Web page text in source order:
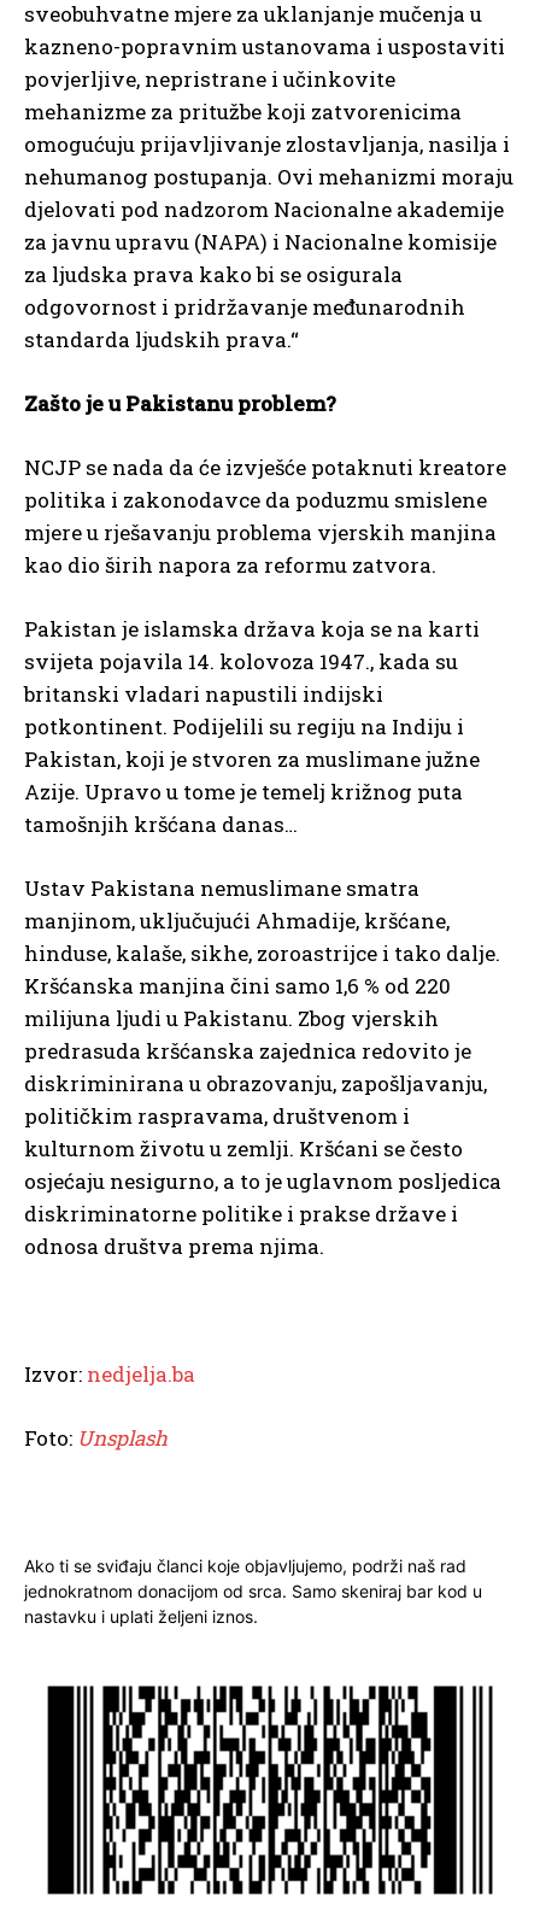
sveobuhvatne mjere za uklanjanje mučenja u
kazneno-popravnim ustanovama i uspostaviti
povjerljive, nepristrane i učinkovite
mehanizme za pritužbe koji zatvorenicima
omogućuju prijavljivanje zlostavljanja, nasilja i
nehumanog postupanja. Ovi mehanizmi moraju
djelovati pod nadzorom Nacionalne akademije
za javnu upravu (NAPA) i Nacionalne komisije
za ljudska prava kako bi se osigurala
odgovornost i pridržavanje međunarodnih
standarda ljudskih prava.“
Zašto je u Pakistanu problem?
NCJP se nada da će izvješće potaknuti kreatore
politika i zakonodavce da poduzmu smislene
mjere u rješavanju problema vjerskih manjina
kao dio širih napora za reformu zatvora.
Pakistan je islamska država koja se na karti
svijeta pojavila 14. kolovoza 1947., kada su
britanski vladari napustili indijski
potkontinent. Podijelili su regiju na Indiju i
Pakistan, koji je stvoren za muslimane južne
Azije. Upravo u tome je temelj križnog puta
tamošnjih kršćana danas…
Ustav Pakistana nemuslimane smatra
manjinom, uključujući Ahmadije, kršćane,
hinduse, kalaše, sikhe, zoroastrijce i tako dalje.
Kršćanska manjina čini samo 1,6 % od 220
milijuna ljudi u Pakistanu. Zbog vjerskih
predrasuda kršćanska zajednica redovito je
diskriminirana u obrazovanju, zapošljavanju,
političkim raspravama, društvenom i
kulturnom životu u zemlji. Kršćani se često
osjećaju nesigurno, a to je uglavnom posljedica
diskriminatorne politike i prakse države i
odnosa društva prema njima.
Izvor: nedjelja.ba
Foto: Unsplash
Ako ti se sviđaju članci koje objavljujemo, podrži naš rad
jednokratnom donacijom od srca. Samo skeniraj bar kod u
nastavku i uplati željeni iznos.